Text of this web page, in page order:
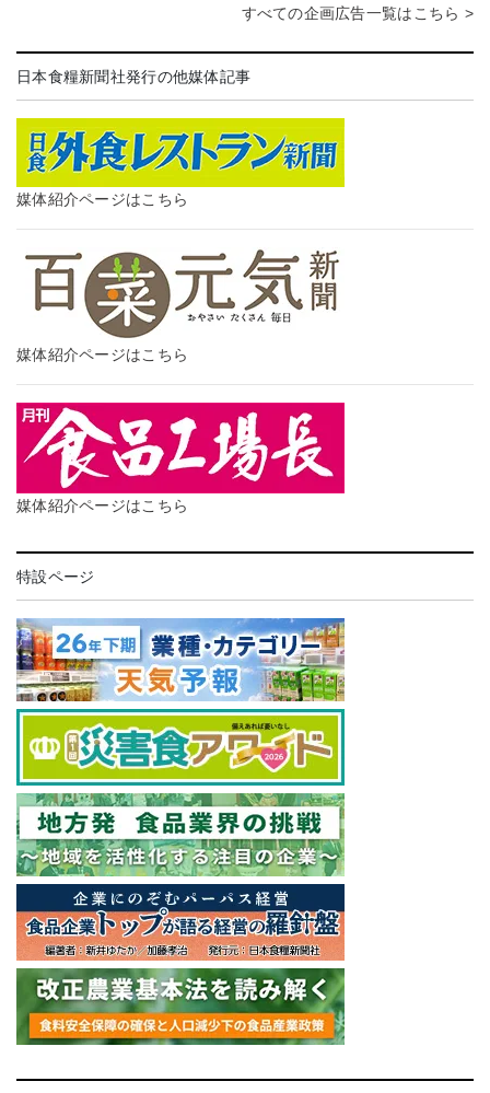
すべての企画広告一覧はこちら >
日本食糧新聞社発行の他媒体記事
媒体紹介ページはこちら
媒体紹介ページはこちら
媒体紹介ページはこちら
特設ページ